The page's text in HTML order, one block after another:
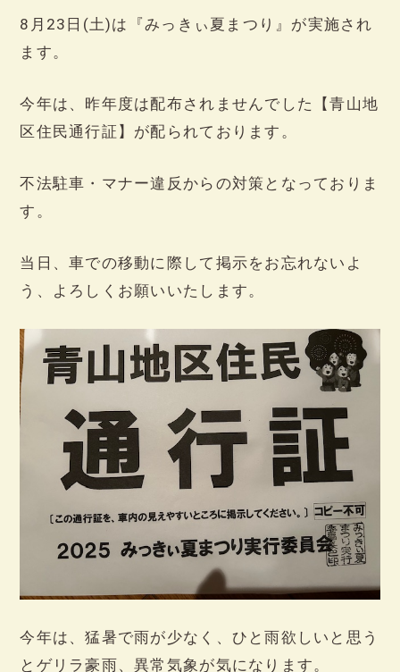
8月23日(土)は『みっきぃ夏まつり』が実施され
ます。
今年は、昨年度は配布されませんでした【青山地
区住民通行証】が配られております。
不法駐車・マナー違反からの対策となっておりま
す。
当日、車での移動に際して掲示をお忘れないよ
う、よろしくお願いいたします。
今年は、猛暑で雨が少なく、ひと雨欲しいと思う
とゲリラ豪雨、異常気象が気になります。